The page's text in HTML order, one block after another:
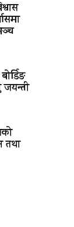
जयन्ती
तथा